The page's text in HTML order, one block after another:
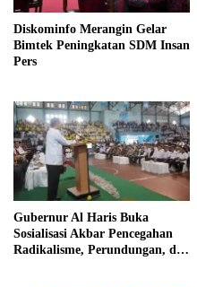
Diskominfo Merangin Gelar
Bimtek Peningkatan SDM Insan
Pers
Gubernur Al Haris Buka
Sosialisasi Akbar Pencegahan
Radikalisme, Perundungan, dan